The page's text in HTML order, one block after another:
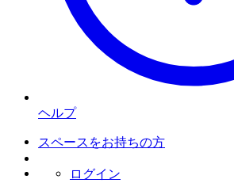
ヘルプ
スペースをお持ちの方
ログイン